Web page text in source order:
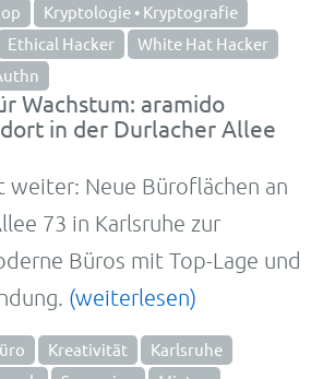
Kryptologie • Kryptografie
Ethical Hacker
White Hat Hacker
Wachstum: aramido
in der Durlacher Allee
weiter: Neue Büroflächen an
73 in Karlsruhe zur
Büros mit Top-Lage und
(weiterlesen)
Kreativität
Karlsruhe